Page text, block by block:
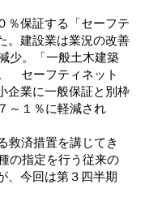
％保証する「セーフテ
。建設業は業況の改善
少。「一般土木建築
セーフティネット
企業に一般保証と別枠
～１％に軽減され
救済措置を講じてき
の指定を行う従来の
、今回は第３四半期